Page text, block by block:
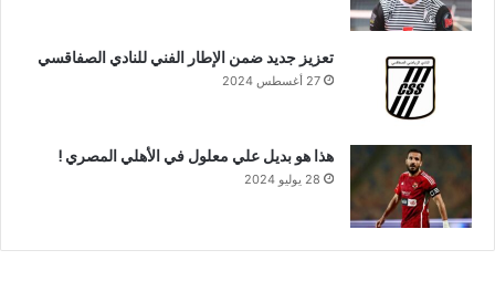
تعزيز جديد ضمن الإطار الفني للنادي الصفاقسي
27 أغسطس 2024
هذا هو بديل علي معلول في الأهلي المصري !
28 يوليو 2024